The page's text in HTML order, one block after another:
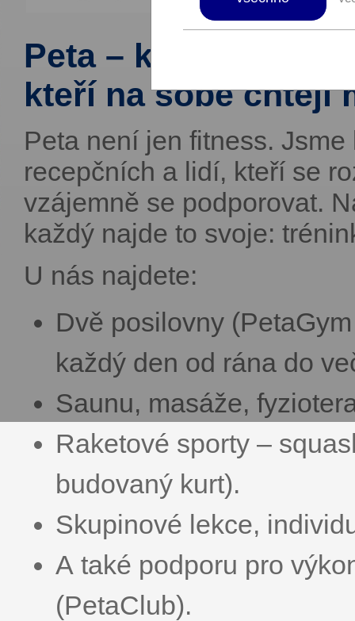
Peta – komunita
kteří na sobě chtějí
Peta není jen fitness.
recepčních a lidí, kteří se
vzájemně se podporovat.
každý najde to svoje:
U nás najdete:
Dvě posilovny
každý den od rána do
Saunu, masáže,
Raketové sporty –
budovaný kurt).
Skupinové lekce,
A také podporu pro
(PetaClub).